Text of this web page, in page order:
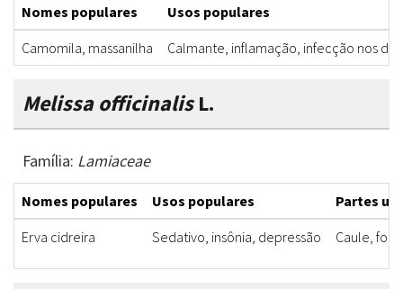
Nomes populares
Usos populares
Camomila, massanilha
Calmante, inflamação, infecção nos
Melissa officinalisL.
Família: Lamiaceae
Nomes populares Usos populares
Partes
Erva cidreira
Sedativo, insônia, depressão Caule,